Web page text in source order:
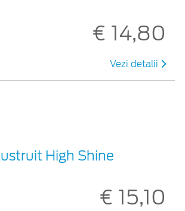
€ 14,80
Vezi detalii
High Shine
€ 15,10